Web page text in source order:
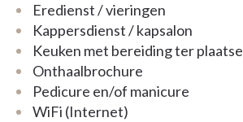
Eredienst / vieringen
Kappersdienst / kapsalon
Keuken met bereiding ter plaatse
Onthaalbrochure
Pedicure en/of manicure
WiFi (Internet)